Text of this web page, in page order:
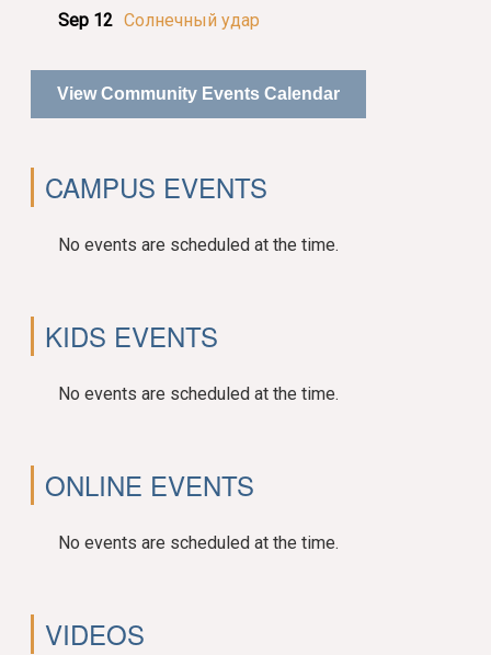
Sep 12 Солнечный удар
View Community Events Calendar
CAMPUS EVENTS
No events are scheduled at the time.
KIDS EVENTS
No events are scheduled at the time.
ONLINE EVENTS
No events are scheduled at the time.
VIDEOS